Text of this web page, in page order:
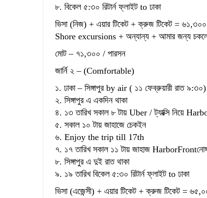
৮. বিকেল ৫:৩০ রিটার্ন ফ্লাইট to ঢাকা
ভিসা (নিজ) + এয়ার টিকেট + ক্রুজ টিকেট = ৬১,৩০০
Shore excursions + অন্যান্য + আমার জন্য
মোট – ৭১,৩০০ / পারসন
জার্নি ২ – (Comfortable)
১. ঢাকা – সিঙ্গাপুর by air ( ১১ ফেব্রুয়ারী রাত ৯:৩০)
২. সিঙ্গাপুর এ একদিন থাকা
৪. ১৩ তারিখ সকাল ৮ টায় Uber / ট্যাক্সি নিয়ে
৫. সকাল ১০ টায় জাহাজে চেকইন
৬. Enjoy the trip till 17th
৭. ১৭ তারিখ সকাল ১১ টায় জাহাজ
৮. সিঙ্গাপুর এ দুই রাত থাকা
৯. ১৯ তারিখ বিকেল ৫:৩০ রিটার্ন ফ্লাইট to ঢাকা
ভিসা (এজেন্সী) + এয়ার টিকেট + ক্রুজ টিকেট =